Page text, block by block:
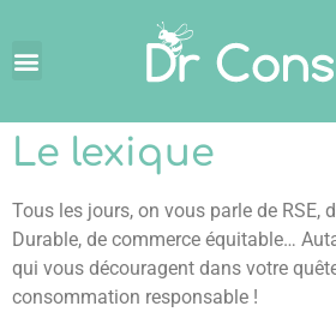
Le lexique
Tous les jours, on vous parle de RSE,
Durable, de commerce équitable…
qui vous découragent dans votre
consommation responsable !